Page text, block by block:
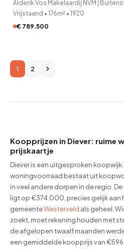
Alderik Vos Makelaardij NVM |
Vrijstaand • 176m² • 1920
€ 789.500
1 2
Koopprijzen in Diever: ruime
prijskaartje
Diever is een uitgesproken koopwijk.
woningvoorraad bestaat uit
in veel andere dorpen in de regio.
ligt op €374.000, precies gelijk aan
gemeenteWesterveld als geheel.
zoekt, moet rekening houden met
de afgelopen twaalf maanden
een gemiddelde koopprijs van